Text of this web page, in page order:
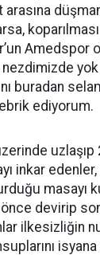
Amedspor
buradan
ediyorum.
inkar
masayı
devirip
ilkesizliğin